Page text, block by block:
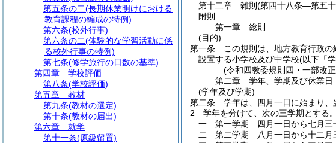
第十二章
雑則 (第四十八条―第五
附則
第一章
総則
(目的)
第一条
この規則は、地方教育行政
設置する小学校及び中学校(以下「
(令和四教委規則四・一部改
第二章
学年、学期及び休業日
(学年及び学期)
第二条
学年は、四月一日に始まり、
2
学年を分けて、次の三学期とする。
一
第一学期 四月一日から七月三
二
第二学期 八月一日から十二月
第五条の二(長期休業明けにおける
教育課程の編成の特例)
第六条(校外行事)
第六条の二(体験的な学習活動に係
る校外行事の特例)
第七条(修学旅行の日数の基準)
第四章
学校評価
第八条(学校評価)
第五章
教材
第九条(教材の選定)
第十条(教材の届出)
第六章
就学
第十一条(原級留置)